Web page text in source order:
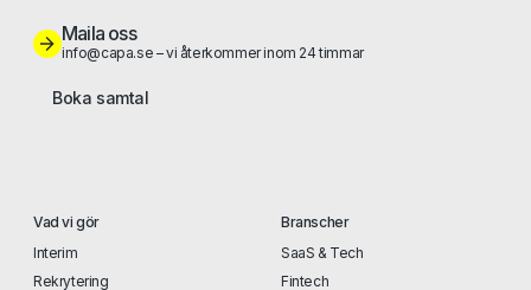
Maila oss
info@capa.se – vi återkommer inom 24 timmar
Boka samtal
Vad vi gör
Interim
Rekrytering
Branscher
SaaS & Tech
Fintech